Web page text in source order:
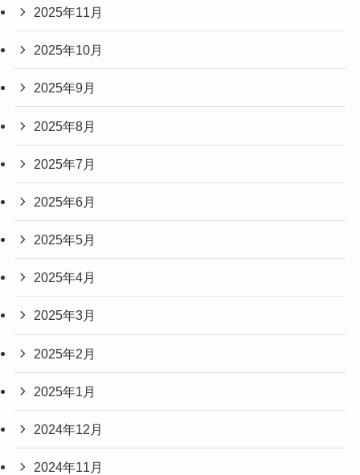
2025年11月
2025年10月
2025年9月
2025年8月
2025年7月
2025年6月
2025年5月
2025年4月
2025年3月
2025年2月
2025年1月
2024年12月
2024年11月